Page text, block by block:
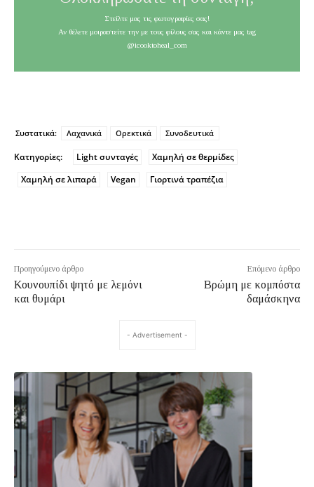
Στείλτε μας τις φωτογραφίες σας!
Αν θέλετε μοιραστείτε την με τους φίλους σας και κάντε μας tag
@icooktoheal_com
Συστατικά: Λαχανικά Ορεκτικά Συνοδευτικά
Κατηγορίες: Light συνταγές
Χαμηλή σε θερμίδες
Χαμηλή σε λιπαρά
Vegan Γιορτινά τραπέζια
Προηγούμενο άρθρο
Κουνουπίδι ψητό με λεμόνι
και θυμάρι
Επόμενο άρθρο
Βρώμη με κομπόστα
δαμάσκηνα
- Advertisement -